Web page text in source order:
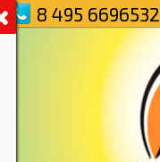
8 495 6696532